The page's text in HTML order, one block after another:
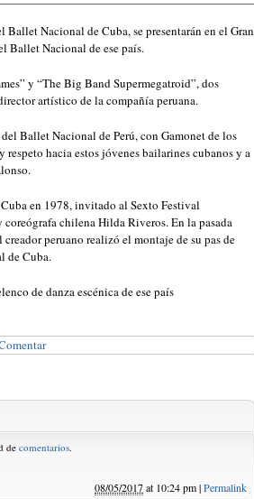
Nacional de Cuba, se presentarán en el Gran
Ballet Nacional de ese país.
y “The Big Band Supermegatroid”, dos
artístico de la compañía peruana.
Ballet Nacional de Perú, con Gamonet de los
hacia estos jóvenes bailarines cubanos y a
en 1978, invitado al Sexto Festival
chilena Hilda Riveros. En la pasada
peruano realizó el montaje de su pas de
de Cuba.
de danza escénica de ese país
de comentarios.
08/05/2017at 10:24 pm|Permalink